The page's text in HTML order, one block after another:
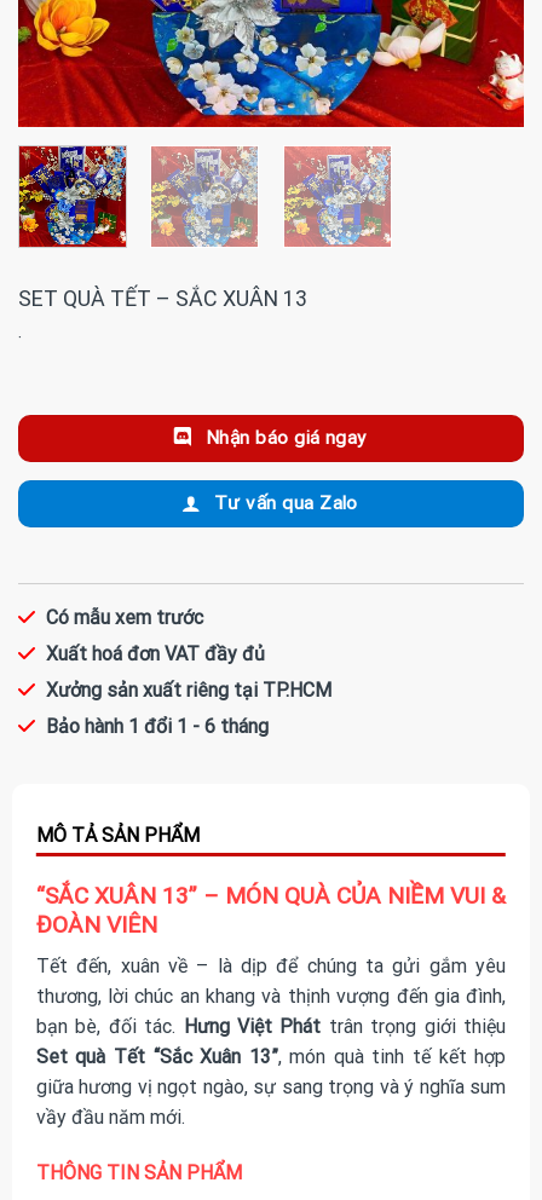
SET QUÀ TẾT – SẮC XUÂN 13
·
Nhận báo giá ngay
Tư vấn qua Zalo
Có mẫu xem trước
Xuất hoá đơn VAT đầy đủ
Xưởng sản xuất riêng tại TP.HCM
Bảo hành 1 đổi 1 - 6 tháng
“SẮC XUÂN 13” – MÓN QUÀ CỦA NIỀM VUI &
ĐOÀN VIÊN
Tết đến, xuân về – là dịp để chúng ta gửi gắm yêu
thương, lời chúc an khang và thịnh vượng đến gia đình,
bạn bè, đối tác. Hưng Việt Phát trân trọng giới thiệu
Set quà Tết “Sắc Xuân 13”, món quà tinh tế kết hợp
giữa hương vị ngọt ngào, sự sang trọng và ý nghĩa sum
vầy đầu năm mới.
THÔNG TIN SẢN PHẨM